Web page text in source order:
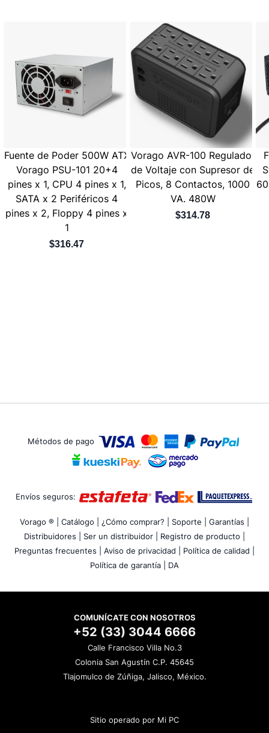
Fuente de Poder 500W ATX
Vorago PSU-101 20+4
pines x 1, CPU 4 pines x 1,
SATA x 2 Periféricos 4
pines x 2, Floppy 4 pines x
1
$316.47
Vorago AVR-100 Regulador
de Voltaje con Supresor de
Picos, 8 Contactos, 1000
VA. 480W
$314.78
Métodos de pago
Envíos seguros:
Vorago ® | Catálogo | ¿Cómo comprar? | Soporte |
Garantías |
Distribuidores |
Ser un distribuidor |
Registro de producto |
Preguntas frecuentes |
Aviso de privacidad |
Política de calidad |
Política de garantía |
DA
COMUNÍCATE CON NOSOTROS
+52 (33) 3044 6666
Calle Francisco Villa No.3
Colonia San Agustín C.P. 45645
Tlajomulco de Zúñiga, Jalisco, México.
Sitio operado por Mi PC